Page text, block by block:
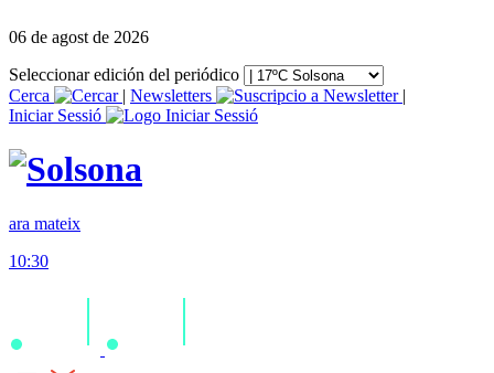
06 de agost de 2026
Seleccionar edición del periódico
Cerca
| Newsletters
|
Iniciar Sessió
ara mateix
10:30